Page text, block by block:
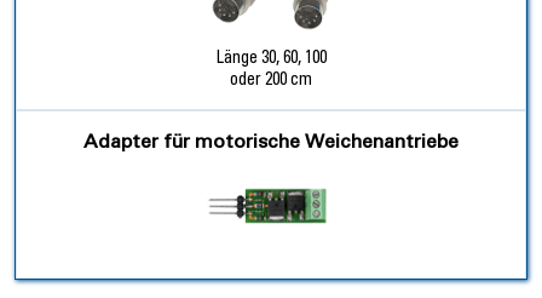
Länge 30, 60, 100
oder 200 cm
Adapter für motorische Weichenantriebe